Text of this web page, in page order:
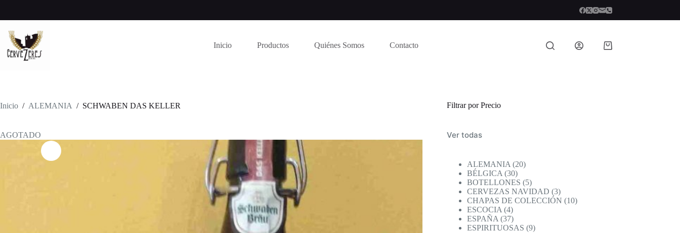
contenido
Inicio Productos Quiénes Somos Contacto
Carro
Inicio / ALEMANIA / SCHWABEN DAS KELLER
AGOTADO
Filtrar por Precio
Ver todas
ALEMANIA 2020
BÉLGICA 3030
productos
BOTELLONES 55
productos
CERVEZAS NAVIDAD 33
productos
CHAPAS DE COLECCIÓN 1010
ESCOCIA 44
productos
ESPAÑA 3737
productos
ESPIRITUOSAS 99